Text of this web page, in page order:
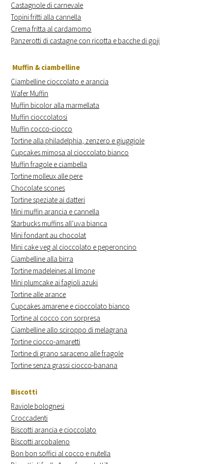
Castagnole di carnevale
Topini fritti alla cannella
Crema fritta al cardamomo
Panzerotti di castagne con ricotta e bacche di goji
Muffin & ciambelline
Ciambelline cioccolato e arancia
Wafer Muffin
Muffin bicolor alla marmellata
Muffin cioccolatosi
Muffin cocco-ciocco
Tortine alla philadelphia, zenzero e giuggiole
Cupcakes mimosa al cioccolato bianco
Muffin fragole e ciambella
Tortine molleux alle pere
Chocolate scones
Tortine speziate ai datteri
Mini muffin arancia e cannella
Starbucks muffins all’uva bianca
Mini fondant au chocolat
Mini cake veg al cioccolato e peperoncino
Ciambelline alla birra
Tortine madeleines al limone
Mini plumcake ai fagioli azuki
Tortine alle arance
Cupcakes amarene e cioccolato bianco
Tortine al cocco con sorpresa
Ciambelline allo sciroppo di melagrana
Tortine ciocco-amaretti
Tortine di grano saraceno alle fragole
Tortine senza grassi ciocco-banana
Biscotti
Raviole bolognesi
Croccadenti
Biscotti arancia e cioccolato
Biscotti arcobaleno
Bon bon soffici al cocco e nutella